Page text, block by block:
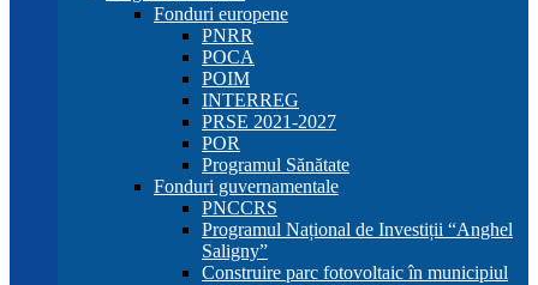
Fonduri europene
PNRR
POCA
POIM
INTERREG
PRSE 2021-2027
POR
Programul Sănătate
Fonduri guvernamentale
PNCCRS
Programul Național de Investiții “Anghel
Saligny”
Construire parc fotovoltaic în municipiul